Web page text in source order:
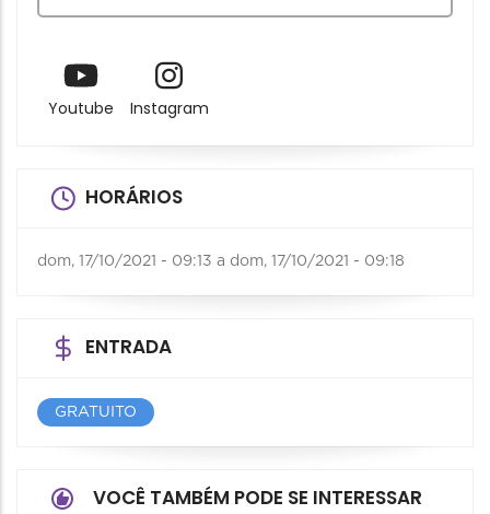
Youtube Instagram
HORÁRIOS
dom, 17/10/2021 - 09:13 a dom, 17/10/2021 - 09:18
ENTRADA
GRATUITO
VOCÊ TAMBÉM PODE SE INTERESSAR